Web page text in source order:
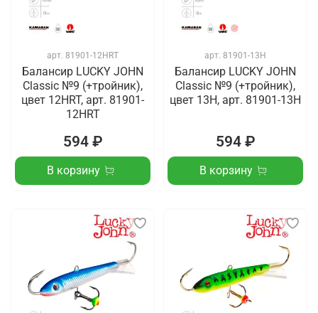
арт. 81901-12HRT
Балансир LUCKY JOHN
Classic №9 (+тройник),
цвет 12HRT, арт. 81901-
12HRT
594 ₽
В корзину
арт. 81901-13H
Балансир LUCKY JOHN
Classic №9 (+тройник),
цвет 13H, арт. 81901-13H
594 ₽
В корзину